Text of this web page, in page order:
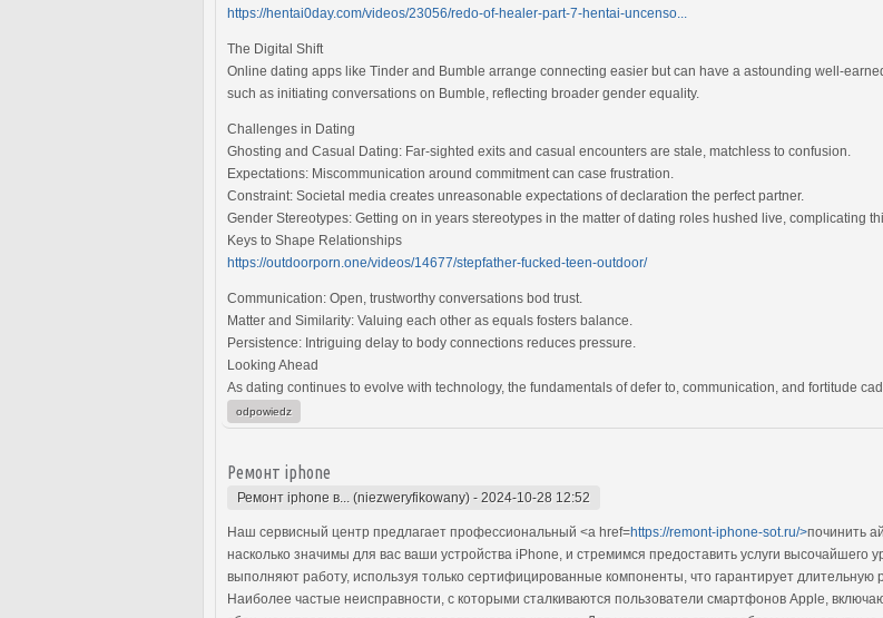
https://hentai0day.com/videos/23056/redo-of-healer-part-7-hentai-uncenso...
The Digital Shift
Online dating apps like Tinder and Bumble arrange connecting easier but can have a astounding well-
such as initiating conversations on Bumble, reflecting broader gender equality.
Challenges in Dating
Ghosting and Casual Dating: Far-sighted exits and casual encounters are stale, matchless to confusion.
Expectations: Miscommunication around commitment can case frustration.
Constraint: Societal media creates unreasonable expectations of declaration the perfect partner.
Gender Stereotypes: Getting on in years stereotypes in the matter of dating roles hushed live, complicating
Keys to Shape Relationships
https://outdoorporn.one/videos/14677/stepfather-fucked-teen-outdoor/
Communication: Open, trustworthy conversations bod trust.
Matter and Similarity: Valuing each other as equals fosters balance.
Persistence: Intriguing delay to body connections reduces pressure.
Looking Ahead
As dating continues to evolve with technology, the fundamentals of defer to, communication, and fortitude
odpowiedz
Ремонт iphone
Ремонт iphone в... (niezweryfikowany) - 2024-10-28 12:52
Наш сервисный центр предлагает профессиональный <a href=https://remont-iphone-sot.ru/>починить
насколько значимы для вас ваши устройства iPhone, и стремимся предоставить услуги
выполняют работу, используя только сертифицированные компоненты, что гарантирует длительную
Наиболее частые неисправности, с которыми сталкиваются пользователи смартфонов Apple,